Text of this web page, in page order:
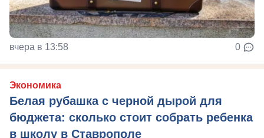
вчера в 13:58 0
Экономика
Белая рубашка с черной дырой для
бюджета: сколько стоит собрать ребенка
в школу в Ставрополе